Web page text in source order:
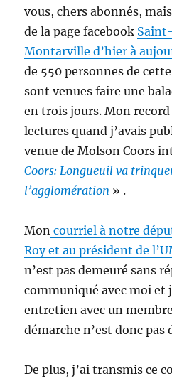
vous, chers abonnés,
de la page facebook
Montarville d’hier à
de 550 personnes de
sont venues faire une
en trois jours. Mon
lectures quand j’avais
venue de Molson Coors
Coors: Longueuil va
l’agglomération » .
Mon courriel à notre
Roy et au président de
n’est pas demeuré sans
communiqué avec moi et
entretien avec un
démarche n’est donc pas
De plus, j’ai transmis ce